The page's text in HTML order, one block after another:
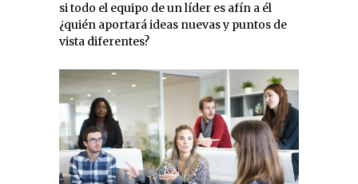
si todo el equipo de un líder es afín a él
¿quién aportará ideas nuevas y puntos de
vista diferentes?